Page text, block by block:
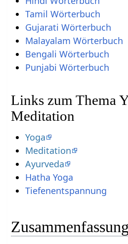
Tamil Wörterbuch
Gujarati Wörterbuch
Malayalam Wörterbuch
Bengali Wörterbuch
Punjabi Wörterbuch
Links zum Thema
Meditation
Yoga
Meditation
Ayurveda
Hatha Yoga
Tiefenentspannung
Zusammenfassung